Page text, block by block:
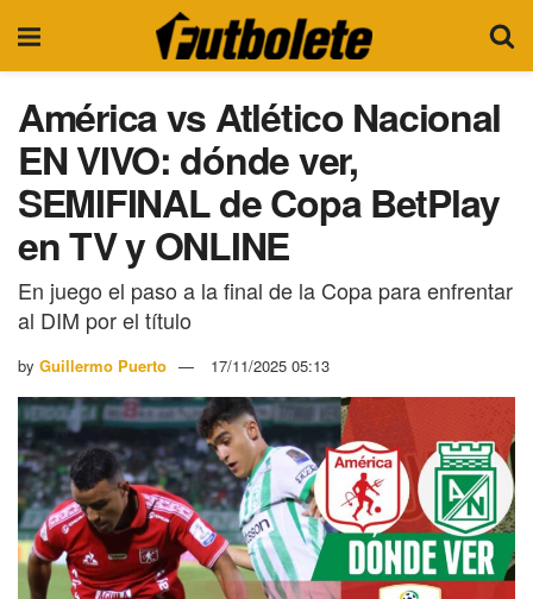
América vs Atlético Nacional
EN VIVO: dónde ver,
SEMIFINAL de Copa BetPlay
en TV y ONLINE
En juego el paso a la final de la Copa para enfrentar
al DIM por el título
by Guillermo Puerto 17/11/2025 05:13